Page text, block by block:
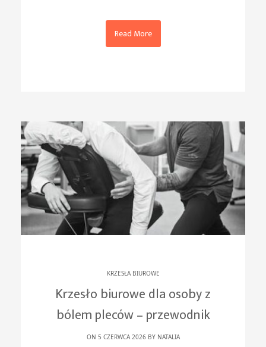
Read More
KRZESŁA BIUROWE
Krzesło biurowe dla osoby z
bólem pleców – przewodnik
ON 5 CZERWCA 2026 BY NATALIA